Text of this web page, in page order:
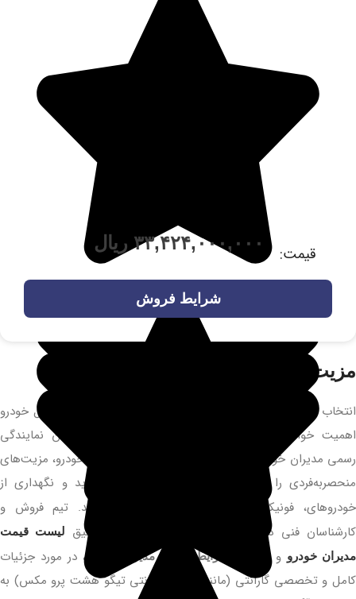
قیمت:
۳۳,۴۲۴,۰۰۰,۰۰۰ ریال
شرایط فروش
مزیت‌های نمایندگی لواسانی موتورز
انتخاب محل خرید و خدمات پس از فروش به اندازه انتخاب مدل خودرو
اهمیت خواهد داشت. نمایندگی لواسانی موتورز، به عنوان نمایندگی
رسمی مدیران خودرو و یکی از بهترین نمایندگی مدیران خودرو، مزیت‌های
منحصربه‌فردی را برای مشتریان فراهم می‌کند که خرید و نگهداری از
خودروهای، فونیکس و
را تسهیل می‌نماید. تیم فروش و
کارشناسان فنی در لواسانی موتورز، علاوه بر ارائه دقیق لیست قیمت
مدیران خودرو و جزئیات شرایط فروش مدیران خودرو، در مورد جزئیات
کامل و تخصصی گارانتی (مانند شرایط گارانتی تیگو هشت پرو مکس) به